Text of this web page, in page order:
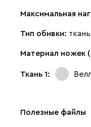
Максимальная
Тип обивки:
Материал ножек
Ткань 1:
Полезные файлы